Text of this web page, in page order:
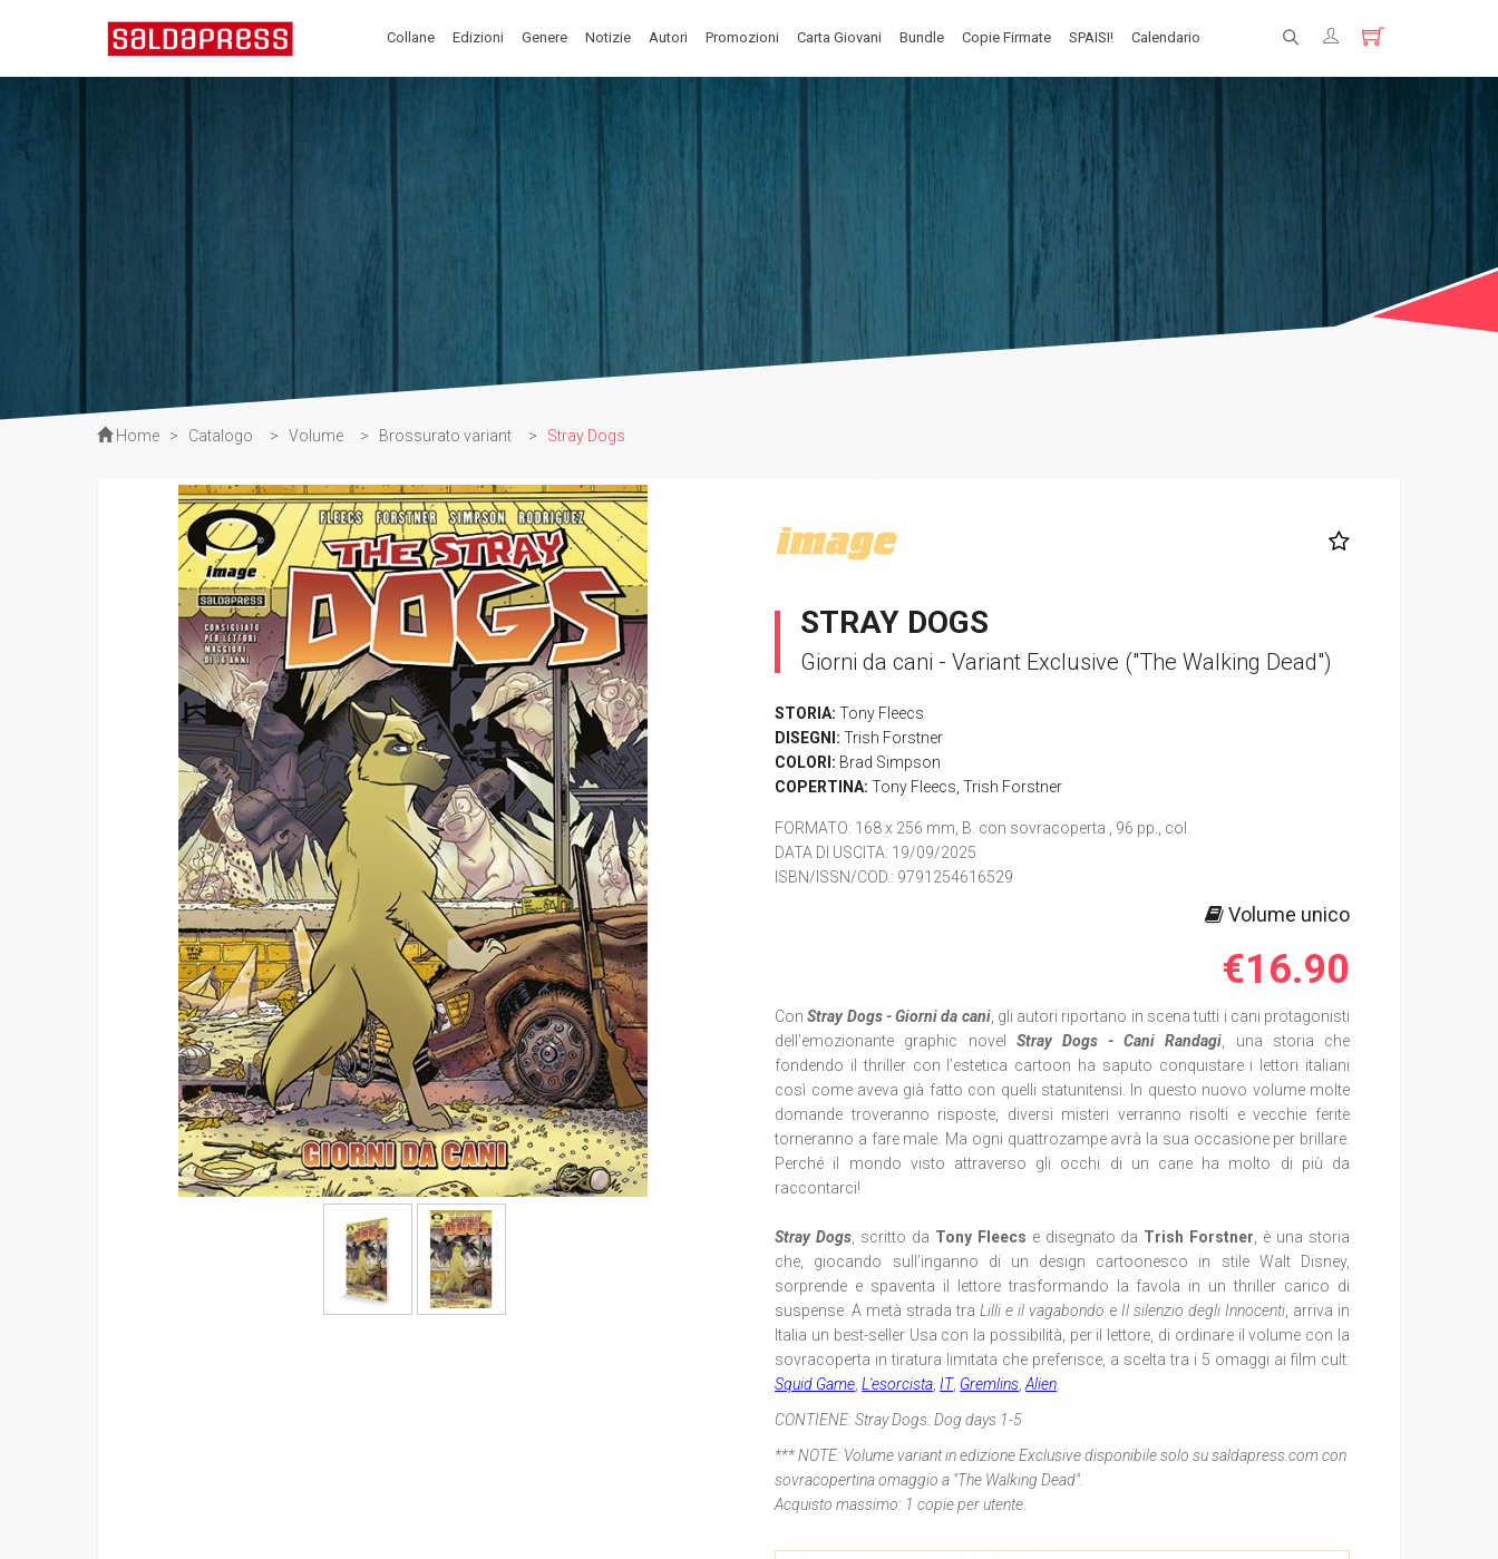
Collane Edizioni Genere Notizie Autori Promozioni Carta Giovani Bundle Copie Firmate SPAISI! Calendario
Home > Catalogo > Volume > Brossurato variant > Stray Dogs
STRAY DOGS
Giorni da cani - Variant Exclusive ("The Walking Dead")
STORIA: Tony Fleecs
DISEGNI: Trish Forstner
COLORI: Brad Simpson
COPERTINA: Tony Fleecs ,Trish Forstner
FORMATO: 168 x 256 mm, B. con sovracoperta., 96 pp., col.
DATA DI USCITA: 19/09/2025
ISBN/ISSN/COD.: 9791254616529
Volume unico
€16.90
ConStray Dogs - Giorni da cani, gli autori riportano in scena tutti i cani protagonisti
dell’emozionante graphic novel Stray Dogs - Cani Randagi , una storia che
fondendo il thriller con l’estetica cartoon ha saputo conquistare i lettori italiani
così come aveva già fatto con quelli statunitensi. In questo nuovo volume molte
domande troveranno risposte, diversi misteri verranno risolti e vecchie ferite
torneranno a fare male. Ma ogni quattrozampe avrà la sua occasione per brillare.
Perché il mondo visto attraverso gli occhi di un cane ha molto di più da
raccontarci!
Stray Dogs , scritto da Tony Fleecs e disegnato da Trish Forstner , è una storia
che, giocando sull’inganno di un design cartoonesco in stile Walt Disney,
sorprende e spaventa il lettore trasformando la favola in un thriller carico di
suspense. A metà strada traLilli e il vagabondo e Il silenzio degli Innocenti , arriva in
Italia un best-seller Usa con la possibilità, per il lettore, di ordinare il volume con la
sovracoperta in tiratura limitata che preferisce, a scelta tra i 5 omaggi ai film cult:
Squid Game ,L'esorcista IT, Gremlins ,Alien
CONTIENE:Stray Dogs: Dog days 1-5
*** NOTE: Volume variant in edizione Exclusive disponibile solo su saldapress.com con
sovracopertina omaggio a "The Walking Dead".
Acquisto massimo: 1 copie per utente.